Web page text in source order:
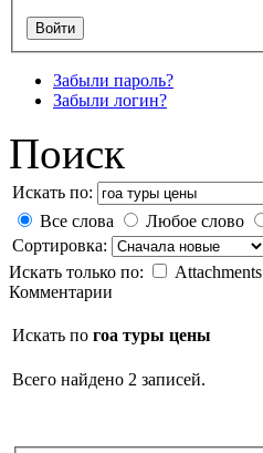
Забыли пароль?
Забыли логин?
Поиск
Искать по:
Все слова Любое слово
Сортировка:
Искать только по:
Attachments
Комментарии
Искать по гоа туры цены
Всего найдено 2 записей.